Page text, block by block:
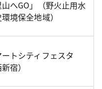
山へGO」（野火止用水
境保全地域）
トシティフェスタ
新宿）